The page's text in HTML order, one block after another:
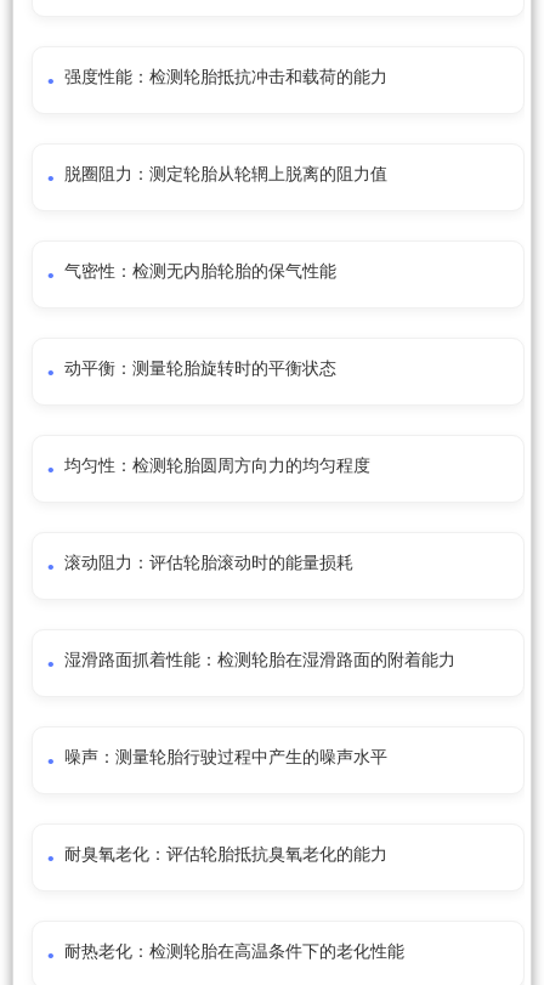
强度性能：检测轮胎抵抗冲击和载荷的能力
脱圈阻力：测定轮胎从轮辋上脱离的阻力值
气密性：检测无内胎轮胎的保气性能
动平衡：测量轮胎旋转时的平衡状态
均匀性：检测轮胎圆周方向力的均匀程度
滚动阻力：评估轮胎滚动时的能量损耗
湿滑路面抓着性能：检测轮胎在湿滑路面的附着能力
噪声：测量轮胎行驶过程中产生的噪声水平
耐臭氧老化：评估轮胎抵抗臭氧老化的能力
耐热老化：检测轮胎在高温条件下的老化性能